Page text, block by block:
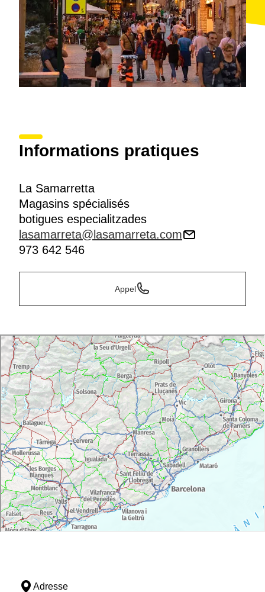
Informations pratiques
La Samarretta
Magasins spécialisés
botigues especialitzades
lasamarreta@lasamarreta.com
973 642 546
Appel
Adresse